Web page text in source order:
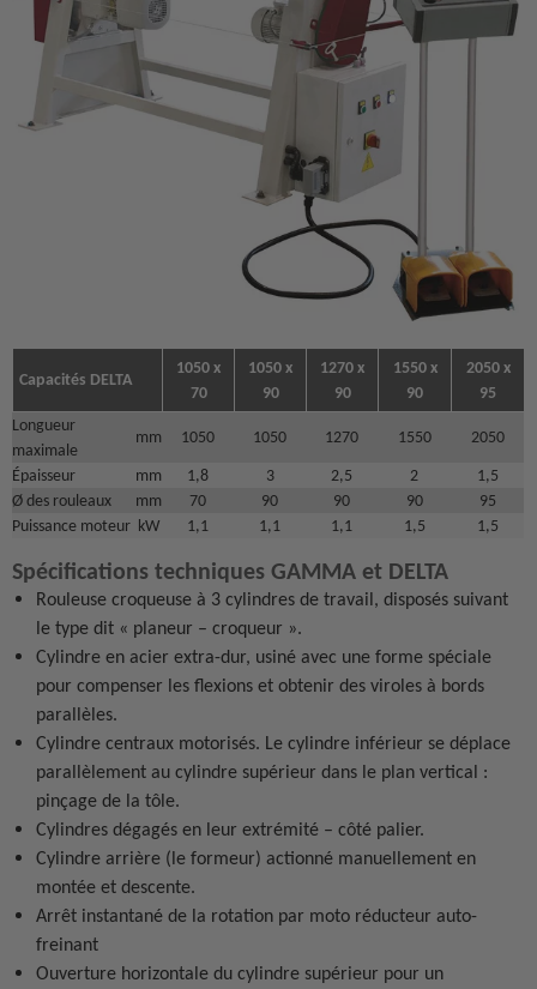
Capacités DELTA
1050 x
70
1050 x
90
1270 x
90
1550 x
90
2050 x
95
Longueur
maximale
mm 1050 1050 1270 1550
2050
Épaisseur
mm 1,8 3 2,5 2
1,5
Ø des rouleaux
mm 70 90 90 90
95
Puissance moteur kW 1,1 1,1 1,1 1,5 1,5
Spécifications techniques GAMMA et DELTA
Rouleuse croqueuse à 3 cylindres de travail, disposés suivant
le type dit « planeur – croqueur ».
Cylindre en acier extra-dur, usiné avec une forme spéciale
pour compenser les flexions et obtenir des viroles à bords
parallèles.
Cylindre centraux motorisés. Le cylindre inférieur se déplace
parallèlement au cylindre supérieur dans le plan vertical :
pinçage de la tôle.
Cylindres dégagés en leur extrémité – côté palier.
Cylindre arrière (le formeur) actionné manuellement en
montée et descente.
Arrêt instantané de la rotation par moto réducteur auto-
freinant
Ouverture horizontale du cylindre supérieur pour un